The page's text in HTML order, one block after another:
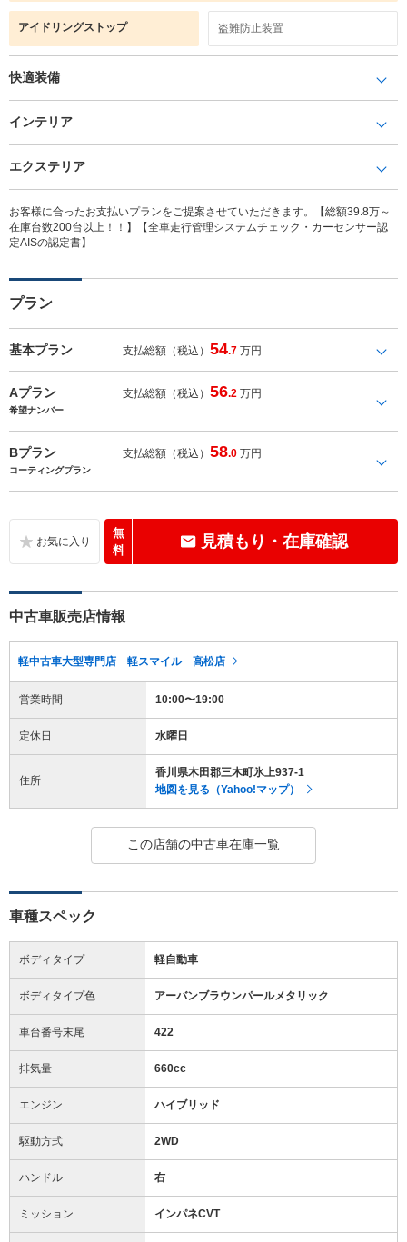
アイドリングストップ 盗難防止装置
快適装備
インテリア
エクステリア
お客様に合ったお支払いプランをご提案させていただきます。【総額39.8万～
在庫台数200台以上！！】【全車走行管理システムチェック・カーセンサー認
定AISの認定書】
プラン
基本プラン 支払総額（税込）54.7 万円
Aプラン 支払総額（税込）56.2 万円
希望ナンバー
Bプラン 支払総額（税込）58.0 万円
コーティングプラン
無
料
見積もり・在庫確認
中古車販売店情報
軽中古車大型専門店 軽スマイル 高松店
営業時間 10:00〜19:00
定休日 水曜日
住所
香川県木田郡三木町氷上937-1
地図を見る（Yahoo!マップ）
この店舗の中古車在庫一覧
車種スペック
ボディタイプ 軽自動車
ボディタイプ色 アーバンブラウンパールメタリック
車台番号末尾 422
排気量 660cc
エンジン ハイブリッド
駆動方式 2WD
ハンドル 右
ミッション インパネCVT